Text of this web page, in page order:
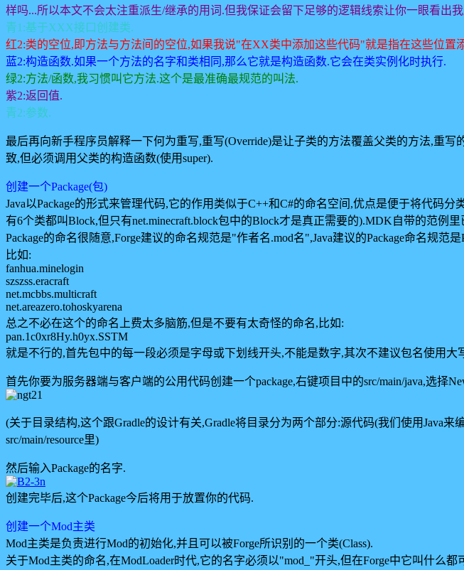
样吗...所以本文不会太注重派生/继承的用词.但我保证会留下足够的逻辑线索让你一眼看出
青1:基于XXX接口创建类.
红2:类的空位,即方法与方法间的空位,如果我说"在XX类中添加这些代码"就是指在这些位置
蓝2:构造函数.如果一个方法的名字和类相同,那么它就是构造函数.它会在类实例化时执行.
绿2:方法/函数,我习惯叫它方法.这个是最准确最规范的叫法.
紫2:返回值.
青2:参数.
最后再向新手程序员解释一下何为重写,重写(Override)是让子类的方法覆盖父类的方法,重
致,但必须调用父类的构造函数(使用super).
创建一个Package(包)
Java以Package的形式来管理代码,它的作用类似于C++和C#的命名空间,优点是便于将代码
有6个类都叫Block,但只有net.minecraft.block包中的Block才是真正需要的).MDK自带的范例
Package的命名很随意,Forge建议的命名规范是"作者名.mod名",Java建议的Package命名规范
比如:
fanhua.minelogin
szszss.eracraft
net.mcbbs.multicraft
net.areazero.tohoskyarena
总之不必在这个的命名上费太多脑筋,但是不要有太奇怪的命名,比如:
pan.1c0xr8Hy.h0yx.SSTM
就是不行的,首先包中的每一段必须是字母或下划线开头,不能是数字,其次不建议包名使用大
首先你要为服务器端与客户端的公用代码创建一个package,右键项目中的src/main/java,选择
(关于目录结构,这个跟Gradle的设计有关,Gradle将目录分为两个部分:源代码(我们使用Java
src/main/resource里)
然后输入Package的名字.
创建完毕后,这个Package今后将用于放置你的代码.
创建一个Mod主类
Mod主类是负责进行Mod的初始化,并且可以被Forge所识别的一个类(Class).
关于Mod主类的命名,在ModLoader时代,它的名字必须以"mod_"开头,但在Forge中它叫什么都